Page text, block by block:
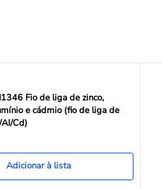
Fio de liga de zinco,
e cádmio (fio de liga de
Cd)
Adicionar à lista